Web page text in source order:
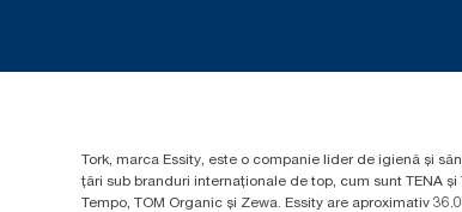
Tork, marca Essity, este o companie lider de igienă și
țări sub branduri internaționale de top, cum sunt TENA
Tempo, TOM Organic și Zewa. Essity are aproximativ